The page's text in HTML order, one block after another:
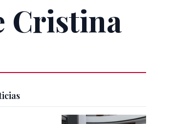
Cristina